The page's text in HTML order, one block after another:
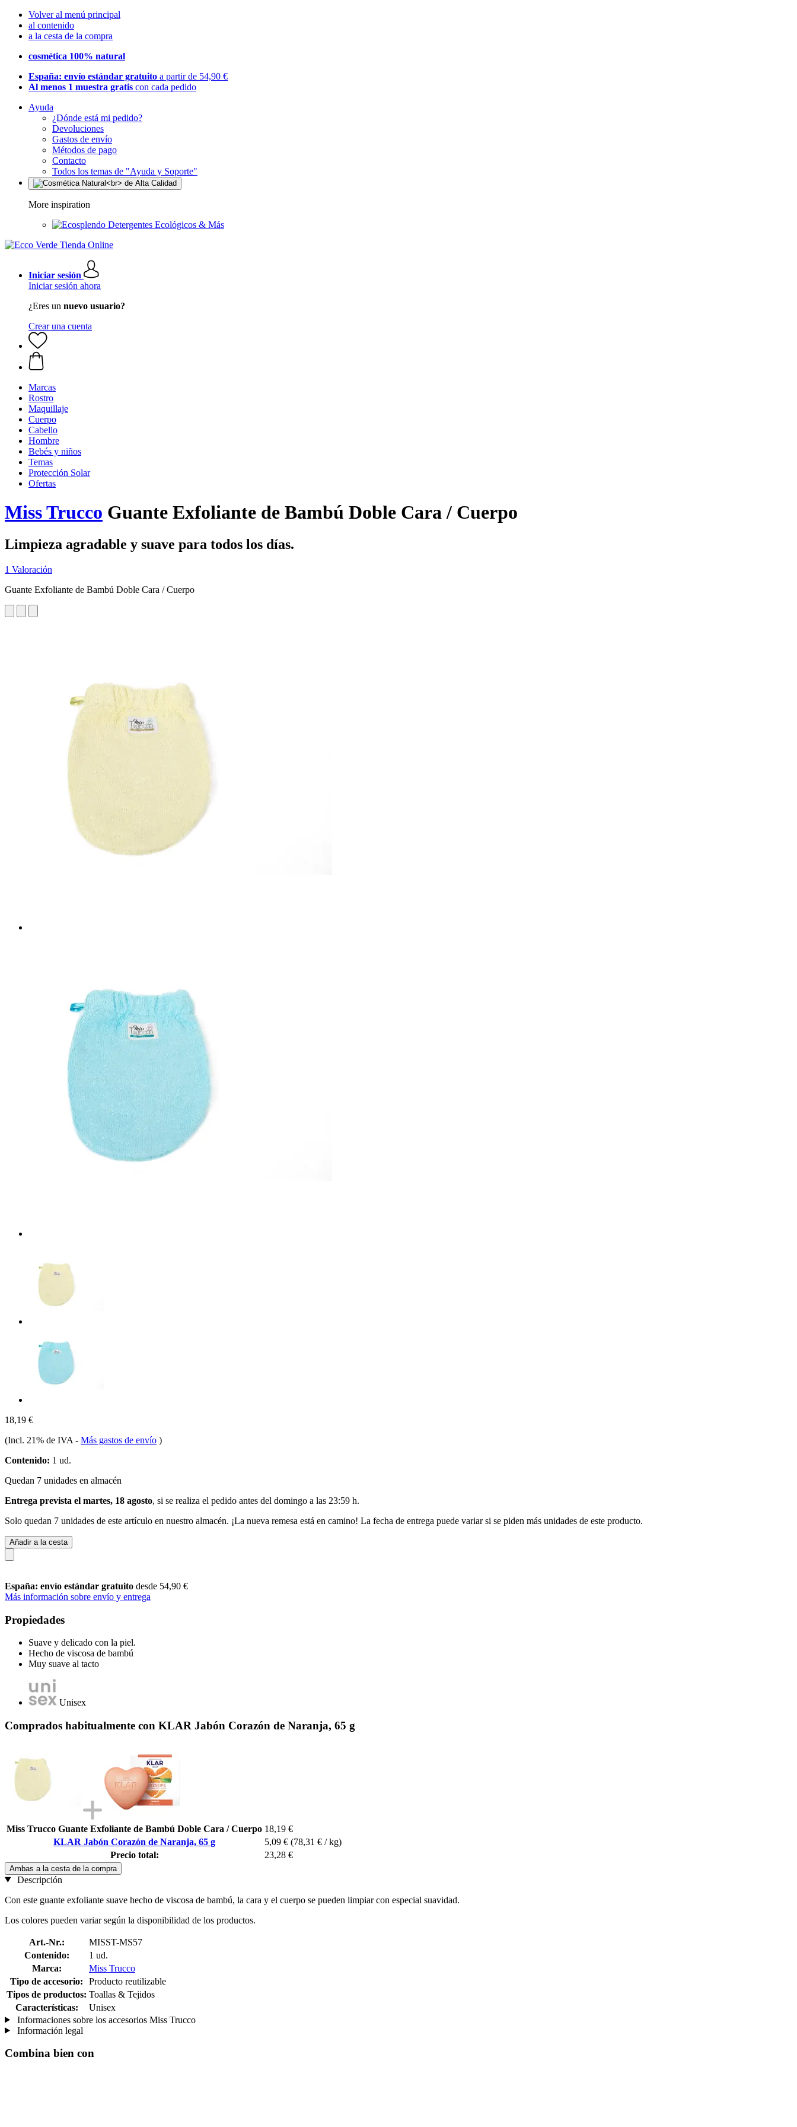
Volver al menú principal
al contenido
a la cesta de la compra
cosmética 100% natural
España: envío estándar gratuito a partir de 54,90 €
Al menos 1 muestra gratis con cada pedido
Ayuda
¿Dónde está mi pedido?
Devoluciones
Gastos de envío
Métodos de pago
Contacto
Todos los temas de "Ayuda y Soporte"
More inspiration
Detergentes Ecológicos & Más
Iniciar sesión
Iniciar sesión ahora
¿Eres un nuevo usuario?
Crear una cuenta
Marcas
Rostro
Maquillaje
Cuerpo
Cabello
Hombre
Bebés y niños
Temas
Protección Solar
Ofertas
Miss Trucco Guante Exfoliante de Bambú Doble Cara / Cuerpo
Limpieza agradable y suave para todos los días.
1 Valoración
Guante Exfoliante de Bambú Doble Cara / Cuerpo
18,19 €
(Incl. 21% de IVA - Más gastos de envío )
Contenido: 1 ud.
Quedan 7 unidades en almacén
Entrega prevista el martes, 18 agosto, si se realiza el pedido antes del domingo a las 23:59 h.
Solo quedan 7 unidades de este artículo en nuestro almacén. ¡La nueva remesa está en camino! La fecha de entrega puede variar si se piden más unidades de este producto.
Añadir a la cesta
España: envío estándar gratuito desde 54,90 €
Más información sobre envío y entrega
Propiedades
Suave y delicado con la piel.
Hecho de viscosa de bambú
Muy suave al tacto
Unisex
Comprados habitualmente con KLAR Jabón Corazón de Naranja, 65 g
Miss Trucco Guante Exfoliante de Bambú Doble Cara / Cuerpo 18,19 €
KLAR Jabón Corazón de Naranja, 65 g
5,09 € (78,31 € / kg)
Precio total:
23,28 €
Ambas a la cesta de la compra
Descripción
Con este guante exfoliante suave hecho de viscosa de bambú, la cara y el cuerpo se pueden limpiar con especial suavidad.
Los colores pueden variar según la disponibilidad de los productos.
Art.-Nr.:
MISST-MS57
Contenido:
1 ud.
Marca:
Miss Trucco
Tipo de accesorio:
Producto reutilizable
Tipos de productos: Toallas & Tejidos
Características:
Unisex
Informaciones sobre los accesorios Miss Trucco
Información legal
Combina bien con